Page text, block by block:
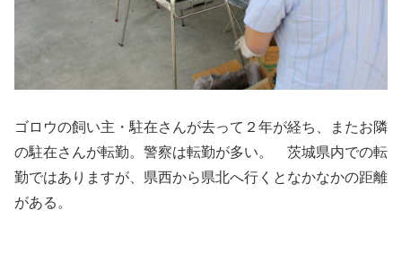
ゴロウの飼い主・駐在さんが去って２年が経ち、またお隣
の駐在さんが転勤。警察は転勤が多い。 茨城県内での転
勤ではありますが、県西から県北へ行くとなかなかの距離
がある。